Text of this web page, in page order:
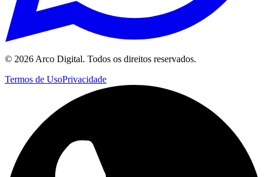
© 2026 Arco Digital. Todos os direitos reservados.
Termos de UsoPrivacidade